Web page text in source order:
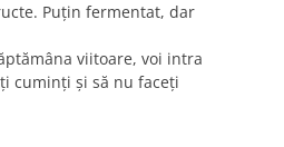
Puţin fermentat, dar
viitoare, voi intra
cuminţi şi să nu faceţi